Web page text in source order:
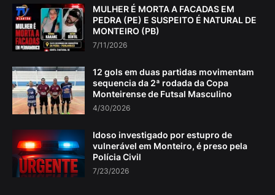
MULHER É MORTA A FACADAS EM
PEDRA (PE) E SUSPEITO É NATURAL DE
MONTEIRO (PB)
7/11/2026
12 gols em duas partidas movimentam
sequencia da 2ª rodada da Copa
Monteirense de Futsal Masculino
4/30/2026
Idoso investigado por estupro de
vulnerável em Monteiro, é preso pela
Polícia Civil
7/23/2026